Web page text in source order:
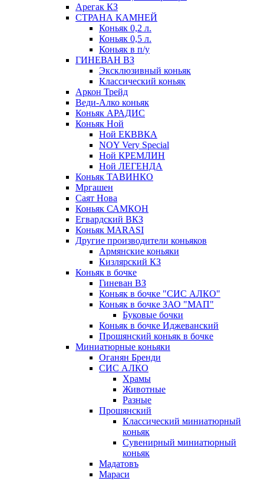
Арегак КЗ
СТРАНА КАМНЕЙ
Коньяк 0,2 л.
Коньяк 0,5 л.
Коньяк в п/у
ГИНЕВАН ВЗ
Эксклюзивный коньяк
Классический коньяк
Аркон Трейд
Веди-Алко коньяк
Коньяк АРАДИС
Коньяк Ной
Ной ЕКВВКА
NOY Very Special
Ной КРЕМЛИН
Ной ЛЕГЕНДА
Коньяк ТАВИНКО
Мргашен
Саят Нова
Коньяк САМКОН
Егвардский ВКЗ
Коньяк MARASI
Другие производители коньяков
Армянские коньяки
Кизлярский КЗ
Коньяк в бочке
Гиневан ВЗ
Коньяк в бочке "СИС АЛКО"
Коньяк в бочке ЗАО "МАП"
Буковые бочки
Коньяк в бочке Иджеванский
Прошянский коньяк в бочке
Миниатюрные коньяки
Оганян Бренди
СИС АЛКО
Храмы
Животные
Разные
Прошянский
Классический миниатюрный
коньяк
Сувенирный миниатюрный
коньяк
Мадатовъ
Мараси